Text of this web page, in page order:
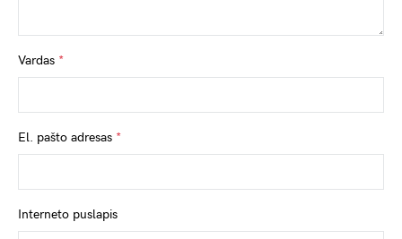
Vardas *
El. pašto adresas *
Interneto puslapis